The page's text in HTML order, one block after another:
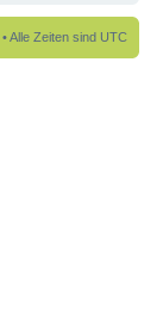
• Alle Zeiten sind UTC